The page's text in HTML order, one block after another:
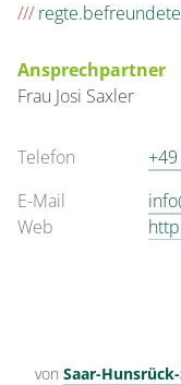
///
Ansprechpartner
Frau Josi Saxler
Telefon
E-Mail
Web
von Saar-